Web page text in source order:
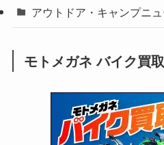
(60)
(31)
(51)
(34)
(38)
(24)
(16)
(25)
(249)
(64)
(16)
(62)
(23)
(1,226)
(12)
(131)
(167)
(66)
(1,139)
(415)
(137)
(72)
(2,743)
(126)
(170)
(211)
アウトドア・キャンプニ
(8)
(147)
モトメガネ バイク買